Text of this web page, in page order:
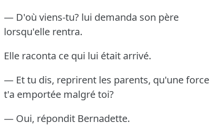
— D'où viens-tu? lui demanda son père
lorsqu'elle rentra.
Elle raconta ce qui lui était arrivé.
— Et tu dis, reprirent les parents, qu'une force
t'a emportée malgré toi?
— Oui, répondit Bernadette.